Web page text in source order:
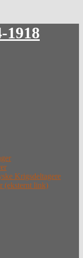
1918
Krigsdeltagere
(eksternt link)